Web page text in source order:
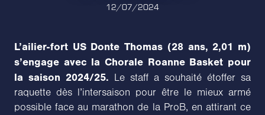
12/07/2024
L’ailier-fort US Donte Thomas (28 ans, 2,01 m)
s’engage avec la Chorale Roanne Basket pour
la saison 2024/25. Le staff a souhaité étoffer sa
raquette dès l’intersaison pour être le mieux armé
possible face au marathon de la ProB, en attirant ce